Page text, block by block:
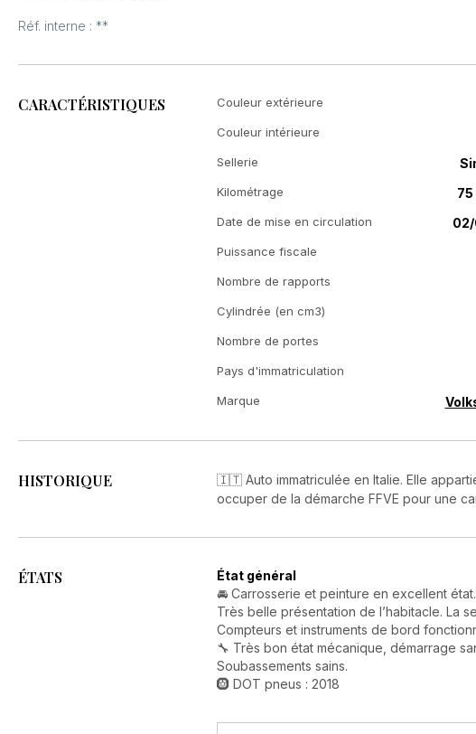
Réf. interne : **
CARACTÉRISTIQUES Couleur extérieure
Couleur intérieure
Sellerie
Kilométrage 75
Date de mise en circulation 02/
Puissance fiscale
Nombre de rapports
Cylindrée (en cm3)
Nombre de portes
Pays d'immatriculation
Marque
HISTORIQUE
🇮🇹 Auto immatriculée en Italie. Elle
occuper de la démarche FFVE pour une
ÉTATS
État général
🚘 Carrosserie et peinture en excellent
Très belle présentation de l’habitacle. La
Compteurs et instruments de bord
🔧 Très bon état mécanique, démarrage
Soubassements sains.
🛞 DOT pneus : 2018